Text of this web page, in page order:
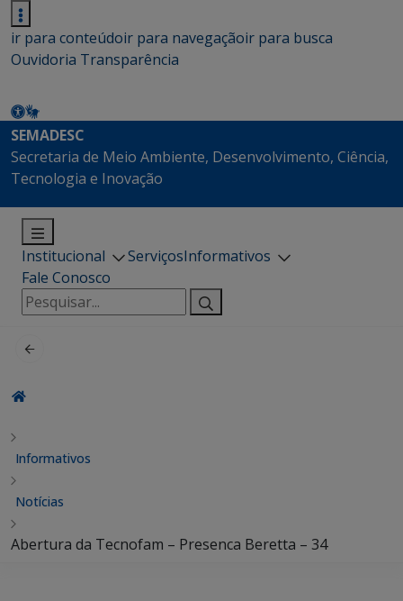
ir para conteúdoir para navegaçãoir para busca
Ouvidoria Transparência
SEMADESC
Secretaria de Meio Ambiente, Desenvolvimento, Ciência,
Tecnologia e Inovação
Institucional ServiçosInformativos
Fale Conosco
Pesquisar
por:
Informativos
Notícias
Abertura da Tecnofam – Presenca Beretta – 34